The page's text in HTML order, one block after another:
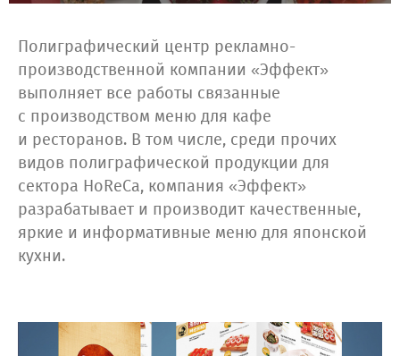
Полиграфический центр рекламно-
производственной компании «Эффект»
выполняет все работы связанные
с производством меню для кафе
и ресторанов. В том числе, среди прочих
видов полиграфической продукции для
сектора HoReCa, компания «Эффект»
разрабатывает и производит качественные,
яркие и информативные меню для японской
кухни.